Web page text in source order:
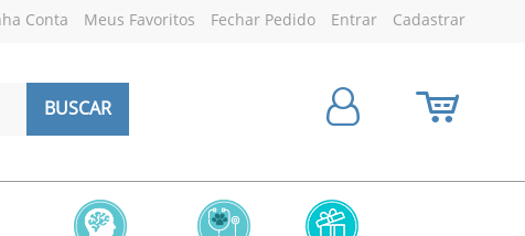
Cadastrar
Entrar
Fechar Pedido
Meus Favoritos
Conta
BUSCAR